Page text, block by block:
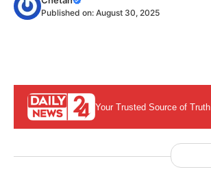
Published on: August 30, 2025
Your Trusted Source of Truth